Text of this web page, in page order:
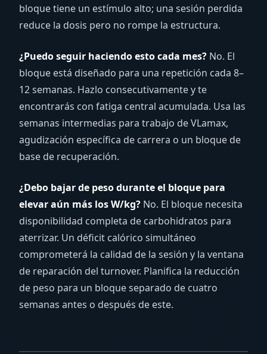
bloque tiene un estímulo alto; una sesión perdida
reduce la dosis pero no rompe la estructura.
¿Puedo seguir haciendo esto cada mes? No. El
bloque está diseñado para una repetición cada 8–
12 semanas. Hazlo consecutivamente y te
encontrarás con fatiga central acumulada. Usa las
semanas intermedias para trabajo de VLamax,
agudización específica de carrera o un bloque de
base de recuperación.
¿Debo bajar de peso durante el bloque para
elevar aún más los W/kg? No. El bloque necesita
disponibilidad completa de carbohidratos para
aterrizar. Un déficit calórico simultáneo
comprometerá la calidad de la sesión y la ventana
de reparación del turnover. Planifica la reducción
de peso para un bloque separado de cuatro
semanas antes o después de este.